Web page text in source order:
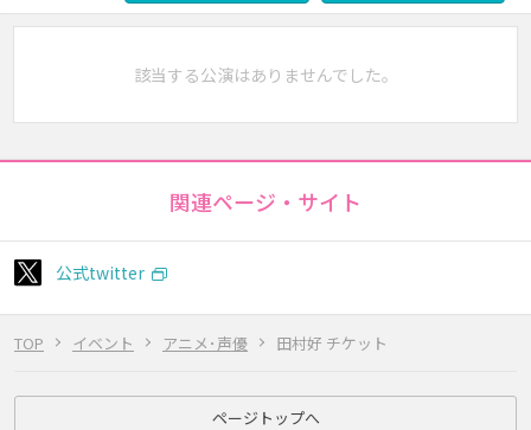
TOP イベント アニメ･声優 田村好 チケット
該当する公演はありませんでした。
関連ページ・サイト
公式twitter
ページトップへ